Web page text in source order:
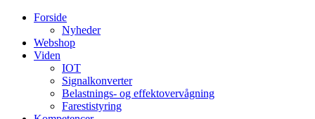
Forside
Nyheder
Webshop
Viden
IOT
Signalkonverter
Belastnings- og effektovervågning
Farestistyring